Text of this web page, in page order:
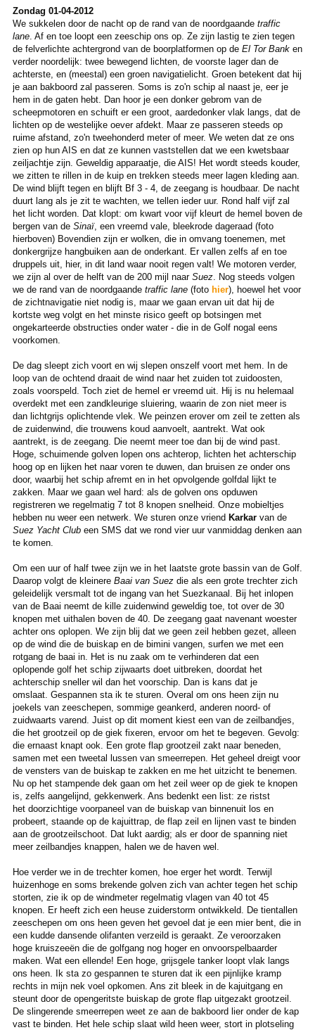
Zondag 01-04-2012
We sukkelen door de nacht op de rand van de noordgaande traffic
lane. Af en toe loopt een zeeschip ons op. Ze zijn lastig te zien tegen
de felverlichte achtergrond van de boorplatformen op de El Tor Bank en
verder noordelijk: twee bewegend lichten, de voorste lager dan de
achterste, en (meestal) een groen navigatielicht. Groen betekent dat hij
je aan bakboord zal passeren. Soms is zo'n schip al naast je, eer je
hem in de gaten hebt. Dan hoor je een donker gebrom van de
scheepmotoren en schuift er een groot, aardedonker vlak langs, dat de
lichten op de westelijke oever afdekt. Maar ze passeren steeds op
ruime afstand, zo'n tweehonderd meter of meer. We weten dat ze ons
zien op hun AIS en dat ze kunnen vaststellen dat we een kwetsbaar
zeiljachtje zijn. Geweldig apparaatje, die AIS! Het wordt steeds kouder,
we zitten te rillen in de kuip en trekken steeds meer lagen kleding aan.
De wind blijft tegen en blijft Bf 3 - 4, de zeegang is houdbaar. De nacht
duurt lang als je zit te wachten, we tellen ieder uur. Rond half vijf zal
het licht worden. Dat klopt: om kwart voor vijf kleurt de hemel boven de
bergen van de Sinaï, een vreemd vale, bleekrode dageraad (foto
hierboven) Bovendien zijn er wolken, die in omvang toenemen, met
donkergrijze hangbuiken aan de onderkant. Er vallen zelfs af en toe
druppels uit, hier, in dit land waar nooit regen valt! We motoren verder,
we zijn al over de helft van de 200 mijl naarSuez. Nog steeds volgen
we de rand van de noordgaande traffic lane (foto hier), hoewel het voor
de zichtnavigatie niet nodig is, maar we gaan ervan uit dat hij de
kortste weg volgt en het minste risico geeft op botsingen met
ongekarteerde obstructies onder water - die in de Golf nogal eens
voorkomen.
De dag sleept zich voort en wij slepen onszelf voort met hem. In de
loop van de ochtend draait de wind naar het zuiden tot zuidoosten,
zoals voorspeld. Toch ziet de hemel er vreemd uit. Hij is nu helemaal
overdekt met een zandkleurige sluiering, waarin de zon niet meer is
dan lichtgrijs oplichtende vlek. We peinzen erover om zeil te zetten als
de zuidenwind, die trouwens koud aanvoelt, aantrekt. Wat ook
aantrekt, is de zeegang. Die neemt meer toe dan bij de wind past.
Hoge, schuimende golven lopen ons achterop, lichten het achterschip
hoog op en lijken het naar voren te duwen, dan bruisen ze onder ons
door, waarbij het schip afremt en in het opvolgende golfdal lijkt te
zakken. Maar we gaan wel hard: als de golven ons opduwen
registreren we regelmatig 7 tot 8 knopen snelheid. Onze mobieltjes
hebben nu weer een netwerk. We sturen onze vriendKarkar van de
Suez Yacht Club een SMS dat we rond vier uur vanmiddag denken aan
te komen.
Om een uur of half twee zijn we in het laatste grote bassin van de Golf.
Daarop volgt de kleinere Baai van Suezdie als een grote trechter zich
geleidelijk versmalt tot de ingang van het Suezkanaal. Bij het inlopen
van de Baai neemt de kille zuidenwind geweldig toe, tot over de 30
knopen met uithalen boven de 40. De zeegang gaat navenant woester
achter ons oplopen. We zijn blij dat we geen zeil hebben gezet, alleen
op de wind die de buiskap en de bimini vangen, surfen we met een
rotgang de baai in. Het is nu zaak om te verhinderen dat een
oplopende golf het schip zijwaarts doet uitbreken, doordat het
achterschip sneller wil dan het voorschip. Dan is kans dat je
omslaat. Gespannen sta ik te sturen. Overal om ons heen zijn nu
joekels van zeeschepen, sommige geankerd, anderen noord- of
zuidwaarts varend. Juist op dit moment kiest een van de zeilbandjes,
die het grootzeil op de giek fixeren, ervoor om het te begeven. Gevolg:
die ernaast knapt ook. Een grote flap grootzeil zakt naar beneden,
samen met een tweetal lussen van smeerrepen. Het geheel dreigt voor
de vensters van de buiskap te zakken en me het uitzicht te benemen.
Nu op het stampende dek gaan om het zeil weer op de giek te knopen
is, zelfs aangelijnd, gekkenwerk. Ans bedenkt een list: ze ristst
het doorzichtige voorpaneel van de buiskap van binnenuit los en
probeert, staande op de kajuittrap, de flap zeil en lijnen vast te binden
aan de grootzeilschoot. Dat lukt aardig; als er door de spanning niet
meer zeilbandjes knappen, halen we de haven wel.
Hoe verder we in de trechter komen, hoe erger het wordt. Terwijl
huizenhoge en soms brekende golven zich van achter tegen het schip
storten, zie ik op de windmeter regelmatig vlagen van 40 tot 45
knopen. Er heeft zich een heuse zuiderstorm ontwikkeld. De tientallen
zeeschepen om ons heen geven het gevoel dat je een mier bent, die in
een kudde dansende olifanten verzeild is geraakt. Ze veroorzaken
hoge kruiszeeën die de golfgang nog hoger en onvoorspelbaarder
maken. Wat een ellende! Een hoge, grijsgele tanker loopt vlak langs
ons heen. Ik sta zo gespannen te sturen dat ik een pijnlijke kramp
rechts in mijn nek voel opkomen. Ans zit bleek in de kajuitgang en
steunt door de opengeritste buiskap de grote flap uitgezakt grootzeil.
De slingerende smeerrepen weet ze aan de bakboord lier onder de kap
vast te binden. Het hele schip slaat wild heen weer, stort in plotseling